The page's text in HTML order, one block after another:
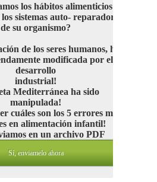
los hábitos alimenticios y
sistemas auto- reparadores
de su organismo?
de los seres humanos, ha
modificada por el
desarrollo
industrial!
Mediterránea ha sido
manipulada!
cuáles son los 5 errores más
en alimentación infantil!
en un archivo PDF
Sí, enviamelo ahora